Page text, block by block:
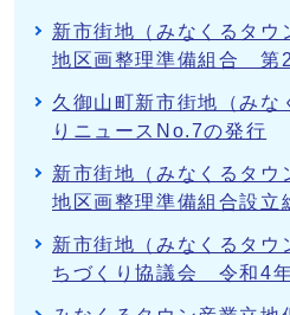
新市街地（みなくるタウ
地区画整理準備組合 第
久御山町新市街地（みな
りニュースNo.7の発行
新市街地（みなくるタウ
地区画整理準備組合設立
新市街地（みなくるタウ
ちづくり協議会 令和4